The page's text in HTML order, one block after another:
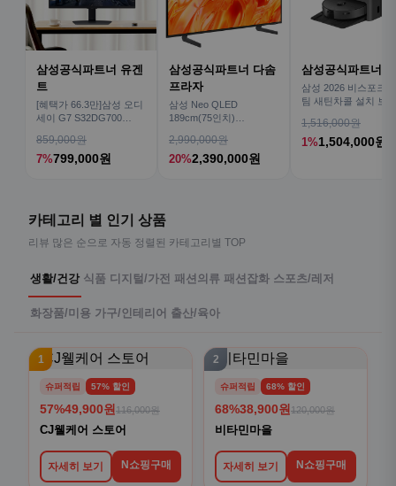
삼성공식파트너 유겐
트
[혜택가 66.3만]삼성 오디
세이 G7 S32DG700
859,000원
7%799,000원
삼성공식파트너 다솜
프라자
삼성 Neo QLED
189cm(75인치)
TV
2,990,000원
20%2,390,000원
삼성공식파트너
삼성 2026 비스포크
팀 새틴차콜 설치 보
1,516,000원
1%1,504,000원
카테고리 별 인기 상품
리뷰 많은 순으로 자동 정렬된 카테고리별 TOP
생활/건강 식품 디지털/가전 패션의류 패션잡화 스포츠/레저
화장품/미용 가구/인테리어 출산/육아
1
슈퍼적립 57% 할인
57%49,900원 116,000원
CJ웰케어 스토어
자세히 보기 N쇼핑구매
2
슈퍼적립 68% 할인
68%38,900원 120,000원
비타민마을
자세히 보기 N쇼핑구매